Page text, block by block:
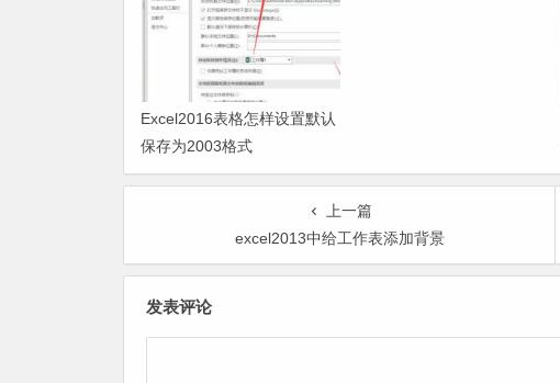
Excel2016表格怎样设置默认
保存为2003格式
上一篇
excel2013中给工作表添加背景
发表评论